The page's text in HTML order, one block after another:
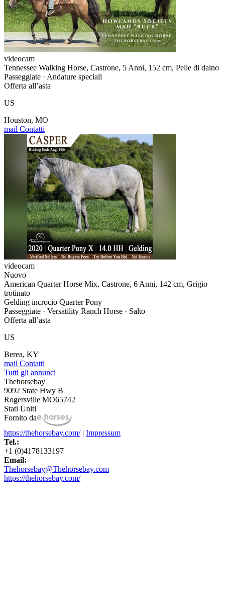
videocam
Tennessee Walking Horse, Castrone, 5 Anni, 152 cm, Pelle di daino
Passeggiate · Andature speciali
Offerta all’asta
US
Houston, MO
mail Contatti
videocam
Nuovo
American Quarter Horse Mix, Castrone, 6 Anni, 142 cm, Grigio
trotinato
Gelding incrocio Quarter Pony
Passeggiate · Versatility Ranch Horse · Salto
Offerta all’asta
US
Berea, KY
mail Contatti
Tutti gli annunci
Thehorsebay
9092 State Hwy B
Rogersville MO65742
Stati Uniti
Fornito da
https://thehorsebay.com/ | Impressum
Tel.:
+1 (0)4178133197
Email:
Thehorsebay@Thehorsebay.com
https://thehorsebay.com/